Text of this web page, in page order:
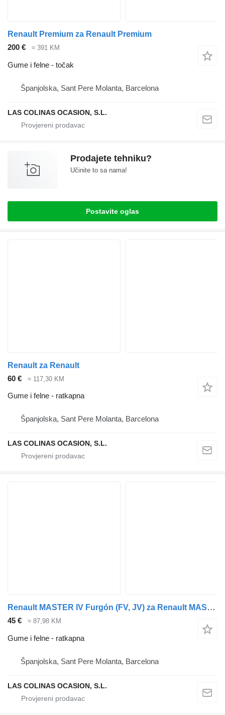
Renault Premium za Renault Premium
200 €
≈ 391 KM
Gume i felne - točak
Španjolska, Sant Pere Molanta, Barcelona
LAS COLINAS OCASION, S.L.
Prodajete tehniku?
Učinite to sa nama!
Postavite oglas
Renault za Renault
60 €
≈ 117,30 KM
Gume i felne - ratkapna
Španjolska, Sant Pere Molanta, Barcelona
LAS COLINAS OCASION, S.L.
Renault MASTER IV Furgón (FV, JV) za Renault MASTER IV Furgón (FV, JV)
45 € ≈ 87,98 KM
Gume i felne - ratkapna
Španjolska, Sant Pere Molanta, Barcelona
LAS COLINAS OCASION, S.L.